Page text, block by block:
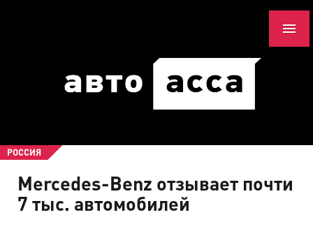
РОССИЯ
Mercedes-Benz отзывает почти
7 тыс. автомобилей